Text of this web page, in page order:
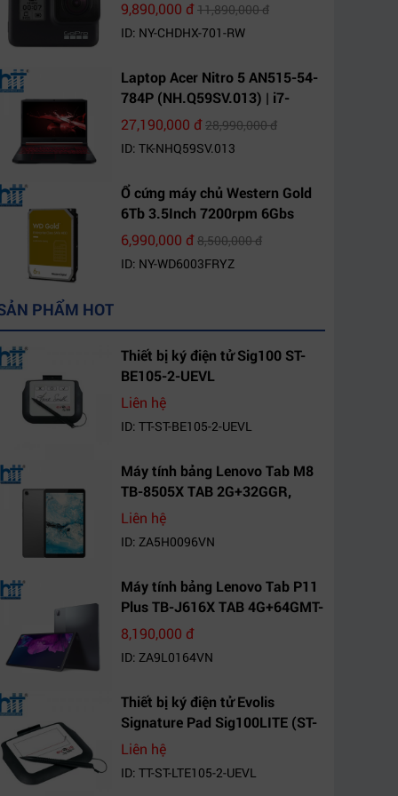
9,890,000 đ11,890,000 đ
ID: NY-CHDHX-701-RW
Laptop Acer Nitro 5 AN515-54-
784P (NH.Q59SV.013) | i7-
9750H | 8GB DDR4 | 1TB HDD |
FHD IPS | Win10
27,190,000 đ28,990,000 đ
ID: TK-NHQ59SV.013
Ổ cứng máy chủ Western Gold
6Tb 3.5Inch 7200rpm 6Gbs
256Mb SATA (WD6003FRYZ)
6,990,000 đ8,500,000 đ
ID: NY-WD6003FRYZ
PHẨM HOT
Thiết bị ký điện tử Sig100 ST-
BE105-2-UEVL
Liên hệ
ID: TT-ST-BE105-2-UEVL
Máy tính bảng Lenovo Tab M8
TB-8505X TAB 2G+32GGR,
VN_ZA5H0096VN
Liên hệ
ID: ZA5H0096VN
Máy tính bảng Lenovo Tab P11
Plus TB-J616X TAB 4G+64GMT-
VN Xanh Mòng
8,190,000 đ
ID: ZA9L0164VN
Thiết bị ký điện tử Evolis
Signature Pad Sig100LITE (ST-
LTE105-2-UEVL)
Liên hệ
ID: TT-ST-LTE105-2-UEVL